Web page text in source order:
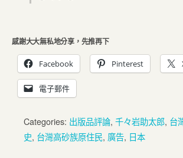
感謝大大無私地分享，先推再下
Facebook Pinterest
電子郵件
Categories: 出版品評論, 千々岩助太郎, 台
史, 台灣高砂族原住民, 廣告, 日本